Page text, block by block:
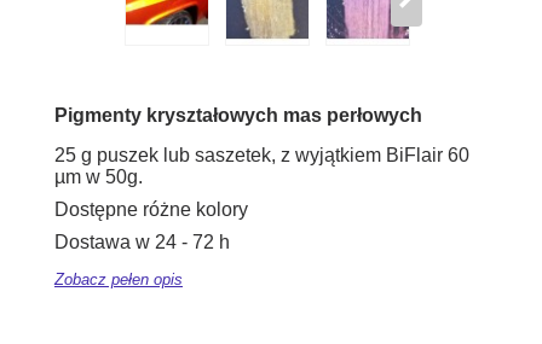
Pigmenty kryształowych mas perłowych
25 g puszek lub saszetek, z wyjątkiem BiFlair 60
µm w 50g.
Dostępne różne kolory
Dostawa w 24 - 72 h
Zobacz pełen opis